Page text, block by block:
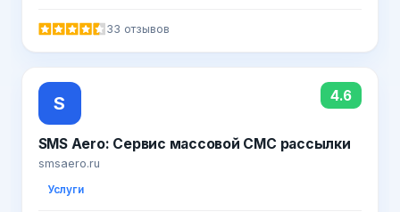
33 отзывов
S 4.6
SMS Aero: Сервис массовой СМС рассылки
smsaero.ru
Услуги